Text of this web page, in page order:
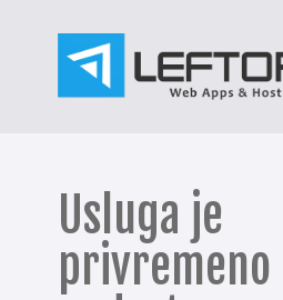
Usluga je
privremeno